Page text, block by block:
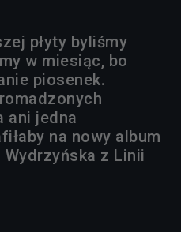
płyty byliśmy
w miesiąc, bo
piosenek.
ani jedna
na nowy album
z Linii